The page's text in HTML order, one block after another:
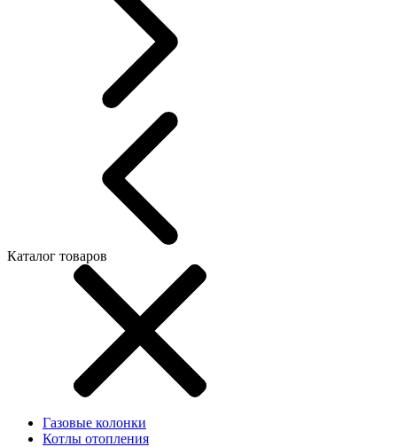
Каталог товаров
Газовые колонки
Котлы отопления